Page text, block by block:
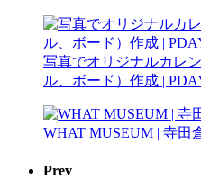
写真でオリジナルカレ
ル、ボード）作成 |
WHAT MUSEUM | 寺田
Prev